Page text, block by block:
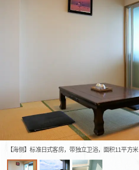
【海侧】标准日式客房，带独立卫浴，面积11平方米